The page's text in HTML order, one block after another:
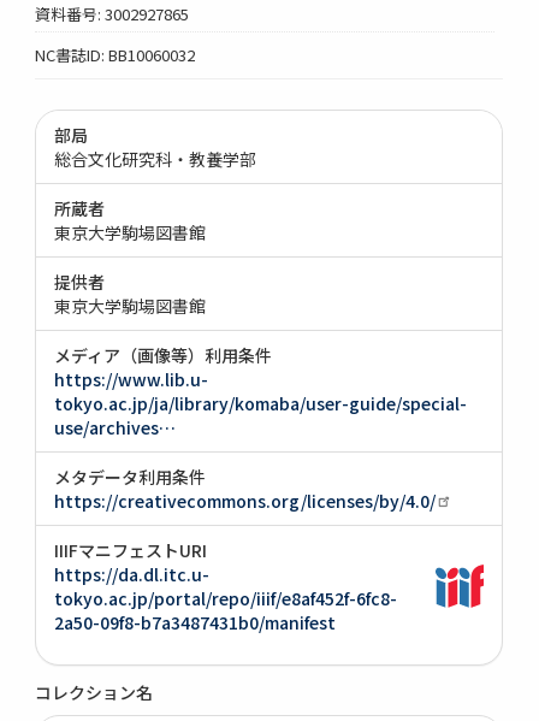
資料番号: 3002927865
NC書誌ID: BB10060032
部局
総合文化研究科・教養学部
所蔵者
東京大学駒場図書館
提供者
東京大学駒場図書館
メディア（画像等）利用条件
https://www.lib.u-
tokyo.ac.jp/ja/library/komaba/user-guide/special-
use/archives…
メタデータ利用条件
https://creativecommons.org/licenses/by/4.0/
IIIFマニフェストURI
https://da.dl.itc.u-
tokyo.ac.jp/portal/repo/iiif/e8af452f-6fc8-
2a50-09f8-b7a3487431b0/manifest
コレクション名